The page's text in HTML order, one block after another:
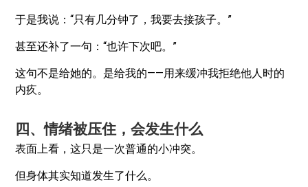
于是我说：“只有几分钟了，我要去接孩子。”
甚至还补了一句：“也许下次吧。”
这句不是给她的。是给我的——用来缓冲我拒绝他人时的
内疚。
四、情绪被压住，会发生什么
表面上看，这只是一次普通的小冲突。
但身体其实知道发生了什么。